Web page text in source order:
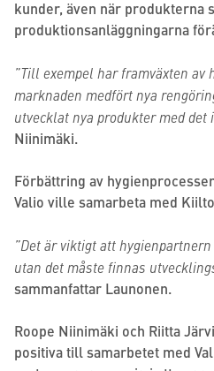
kunder, även när produkterna
produktionsanläggningarna
”Till exempel har framväxten av
marknaden medfört nya
utvecklat nya produkter med det
Niinimäki.
Förbättring av
Valio ville samarbeta med
”Det är viktigt att
utan det måste finnas
sammanfattar Launonen.
Roope Niinimäki och Riitta
positiva till samarbetet med